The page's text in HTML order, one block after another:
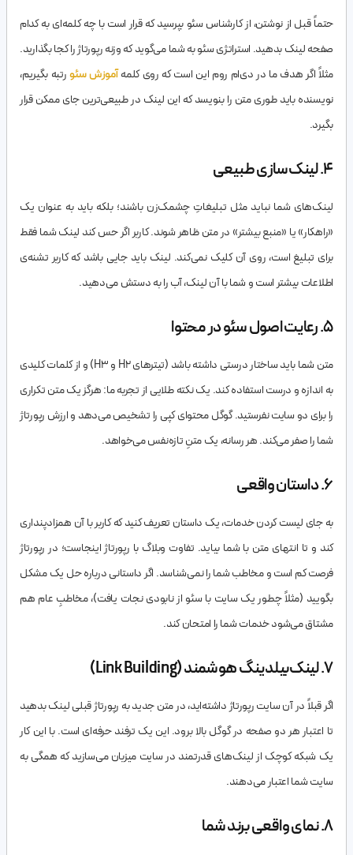
حتماً قبل از نوشتن، از کارشناس سئو بپرسید که قرار است با چه کلمه‌ای به کدام
صفحه لینک بدهید. استراتژی سئو به شما می‌گوید که وزنه رپورتاژ را کجا بگذارید.
مثلاً اگر هدف ما در دی‌ام روم این است که روی کلمهآموزش سئورتبه بگیریم،
نویسنده باید طوری متن را بنویسد که این لینک در طبیعی‌ترین جای ممکن قرار
بگیرد.
۴. لینک‌سازی طبیعی
لینک‌های شما نباید مثل تبلیغاتِ چشمک‌زن باشند؛ بلکه باید به عنوان یک
«راهکار» یا «منبع بیشتر» در متن ظاهر شوند. کاربر اگر حس کند لینک شما فقط
برای تبلیغ است، روی آن کلیک نمی‌کند. لینک باید جایی باشد که کاربر تشنه‌ی
اطلاعات بیشتر است و شما با آن لینک، آب را به دستش می‌دهید.
۵. رعایت اصول سئو در محتوا
متن شما باید ساختار درستی داشته باشد (تیترهای H2 و H3) و از کلمات کلیدی
به اندازه و درست استفاده کند. یک نکته طلایی از تجربه ما: هرگز یک متن تکراری
را برای دو سایت نفرستید. گوگل محتوای کپی را تشخیص می‌دهد و ارزش رپورتاژ
شما را صفر می‌کند. هر رسانه، یک متنِ تازه‌نفس می‌خواهد.
۶. داستان واقعی
به جای لیست کردن خدمات، یک داستان تعریف کنید که کاربر با آن همزادپنداری
کند و تا انتهای متن با شما بیاید. تفاوت وبلاگ با رپورتاژ اینجاست؛ در رپورتاژ
فرصت کم است و مخاطب شما را نمی‌شناسد. اگر داستانی درباره حل یک مشکل
بگویید (مثلاً چطور یک سایت با سئو از نابودی نجات یافت)، مخاطبِ عام هم
مشتاق می‌شود خدمات شما را امتحان کند.
۷. لینک‌بیلدینگ هوشمند (Link Building)
اگر قبلاً در آن سایت رپورتاژ داشته‌اید، در متن جدید به رپورتاژ قبلی لینک بدهید
تا اعتبار هر دو صفحه در گوگل بالا برود. این یک ترفند حرفه‌ای است. با این کار
یک شبکه کوچک از لینک‌های قدرتمند در سایت میزبان می‌سازید که همگی به
سایت شما اعتبار می‌دهند.
۸. نمای واقعی برند شما